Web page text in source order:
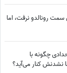
رونالدو نرفت، اما
متری؛ حامد حدادی چگونه با
کنار می‌آید؟